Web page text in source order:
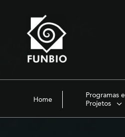
Home
Programas e
Projetos